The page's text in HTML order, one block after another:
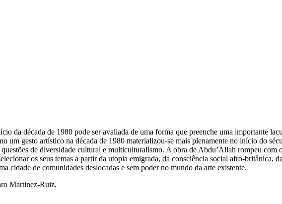
da década de 1980 pode ser avaliada de uma forma que preenche uma importante
um gesto artístico na década de 1980 materializou-se mais plenamente no início do
de diversidade cultural e multiculturalismo. A obra de Abdu’Allah rompeu com
os seus temas a partir da utopia emigrada, da consciência social afro-britânica,
cidade de comunidades deslocadas e sem poder no mundo da arte existente.
Martinez-Ruiz.